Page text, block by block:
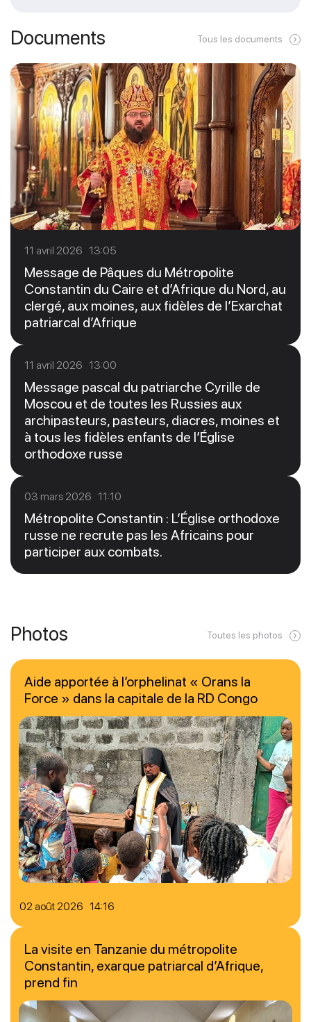
Documents Tous les documents
11 avril 2026 13:05
Message de Pâques du Métropolite
Constantin du Caire et d’Afrique du Nord, au
clergé, aux moines, aux fidèles de l’Exarchat
patriarcal d’Afrique
11 avril 2026 13:00
Message pascal du patriarche Cyrille de
Moscou et de toutes les Russies aux
archipasteurs, pasteurs, diacres, moines et
à tous les fidèles enfants de l’Église
orthodoxe russe
03 mars 2026 11:10
Métropolite Constantin : L’Église orthodoxe
russe ne recrute pas les Africains pour
participer aux combats.
Photos Toutes les photos
02 août 2026 14:16
Aide apportée à l’orphelinat « Orans la
Force » dans la capitale de la RD Congo
La visite en Tanzanie du métropolite
Constantin, exarque patriarcal d’Afrique,
prend fin